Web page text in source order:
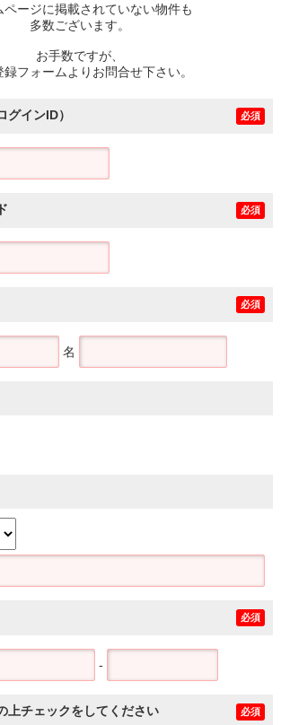
ページに掲載されていない物件も
多数ございます。
お手数ですが、
録フォームよりお問合せ下さい。
グインID） 必須
必須
必須
名
必須
-
上チェックをしてください 必須